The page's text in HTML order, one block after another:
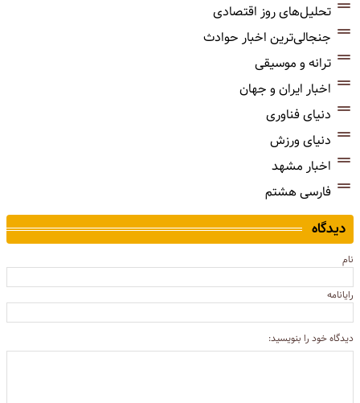
تحلیل‌های روز اقتصادی
جنجالی‌ترین اخبار حوادث
ترانه و موسیقی
اخبار ایران و جهان
دنیای فناوری
دنیای ورزش
اخبار مشهد
فارسی هشتم
دیدگاه
نام
رایانامه
دیدگاه خود را بنویسید: